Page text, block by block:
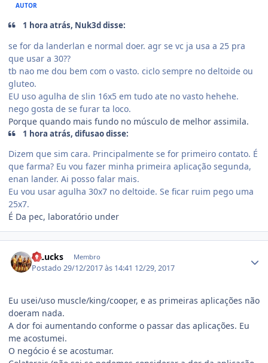
AUTOR
1 hora atrás, Nuk3d disse:
se for da landerlan e normal doer. agr se vc ja usa a 25 pra
que usar a 30??
tb nao me dou bem com o vasto. ciclo sempre no deltoide ou
gluteo.
EU uso agulha de slin 16x5 em tudo ate no vasto hehehe.
nego gosta de se furar ta loco.
Porque quando mais fundo no músculo de melhor assimila.
1 hora atrás, difusao disse:
Dizem que sim cara. Principalmente se for primeiro contato. É
que farma? Eu vou fazer minha primeira aplicação segunda,
enan lander. Ai posso falar mais.
Eu vou usar agulha 30x7 no deltoide. Se ficar ruim pego uma
25x7.
É Da pec, laboratório under
@Lucks Membro
Postado29/12/2017 às 14:41 12/29, 2017
Eu usei/uso muscle/king/cooper, e as primeiras aplicações não
doeram nada.
A dor foi aumentando conforme o passar das aplicações. Eu
me acostumei.
O negócio é se acostumar.